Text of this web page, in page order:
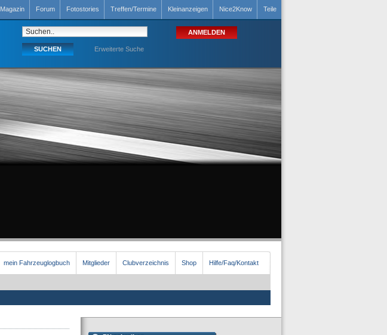
Magazin Forum Fotostories Treffen/Termine Kleinanzeigen Nice2Know Teile
Erweiterte Suche
mein Fahrzeuglogbuch Mitglieder Clubverzeichnis Shop Hilfe/Faq/Kontakt